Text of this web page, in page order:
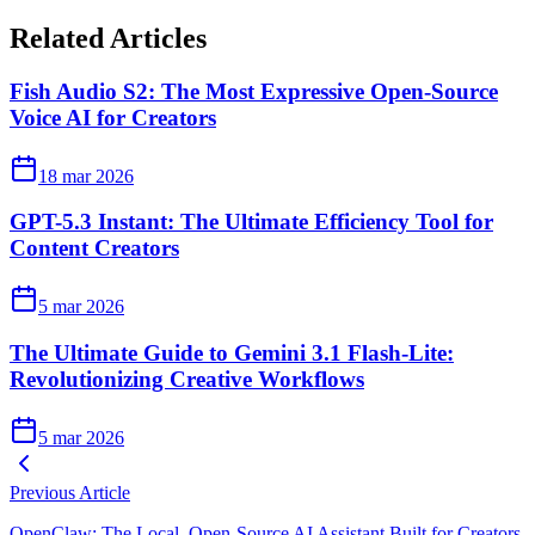
Related Articles
Fish Audio S2: The Most Expressive Open-Source
Voice AI for Creators
18 mar 2026
GPT-5.3 Instant: The Ultimate Efficiency Tool for
Content Creators
5 mar 2026
The Ultimate Guide to Gemini 3.1 Flash-Lite:
Revolutionizing Creative Workflows
5 mar 2026
Previous Article